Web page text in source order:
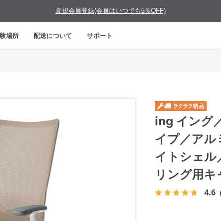
新規会員登録(会員はいつでも5％OFF)
場所 配送について サポート
ing イング
イプ／アル
イトシェル
リング用キ
4.6